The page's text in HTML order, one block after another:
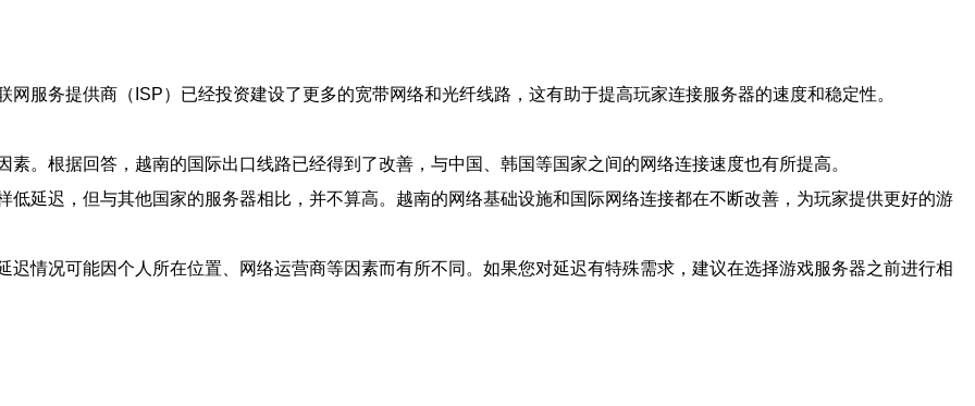
服务提供商（ISP）已经投资建设了更多的宽带网络和光纤线路，这有助于提高玩家连接服务器的速度和稳定性。
。根据回答，越南的国际出口线路已经得到了改善，与中国、韩国等国家之间的网络连接速度也有所提高。
延迟，但与其他国家的服务器相比，并不算高。越南的网络基础设施和国际网络连接都在不断改善，为玩家提供更好的游
情况可能因个人所在位置、网络运营商等因素而有所不同。如果您对延迟有特殊需求，建议在选择游戏服务器之前进行相